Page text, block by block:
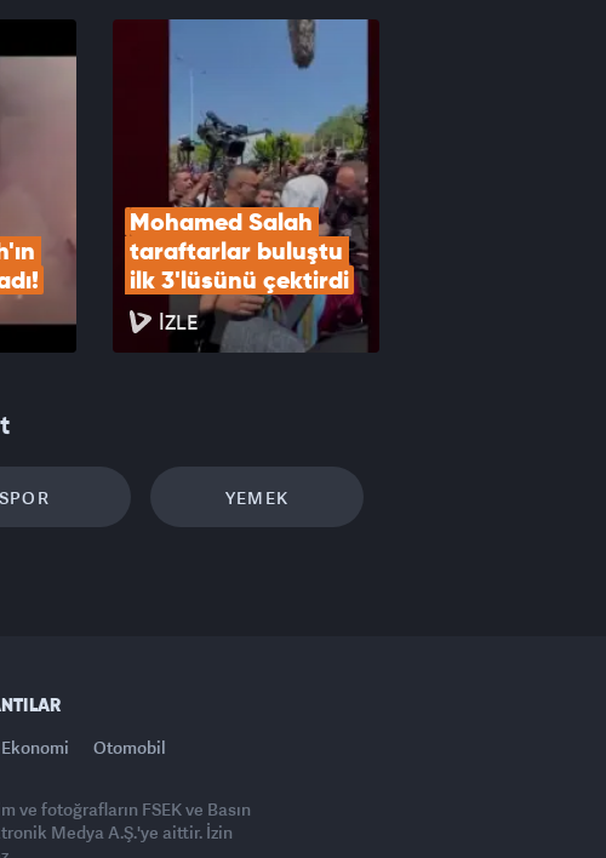
Mohamed Salah
taraftarlar buluştu
ilk 3'lüsünü çektirdi
İZLE
SPOR YEMEK
Ekonomi Otomobil
ve fotoğrafların FSEK ve Basın
Medya A.Ş.'ye aittir. İzin